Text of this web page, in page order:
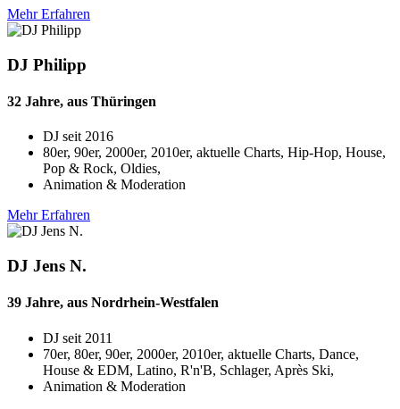
Mehr Erfahren
DJ Philipp
32 Jahre, aus Thüringen
DJ seit 2016
80er, 90er, 2000er, 2010er, aktuelle Charts, Hip-Hop, House,
Pop & Rock, Oldies,
Animation & Moderation
Mehr Erfahren
DJ Jens N.
39 Jahre, aus Nordrhein-Westfalen
DJ seit 2011
70er, 80er, 90er, 2000er, 2010er, aktuelle Charts, Dance,
House & EDM, Latino, R'n'B, Schlager, Après Ski,
Animation & Moderation